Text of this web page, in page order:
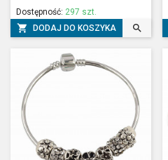
Dostępność: 297 szt.
 DODAJ DO KOSZYKA 